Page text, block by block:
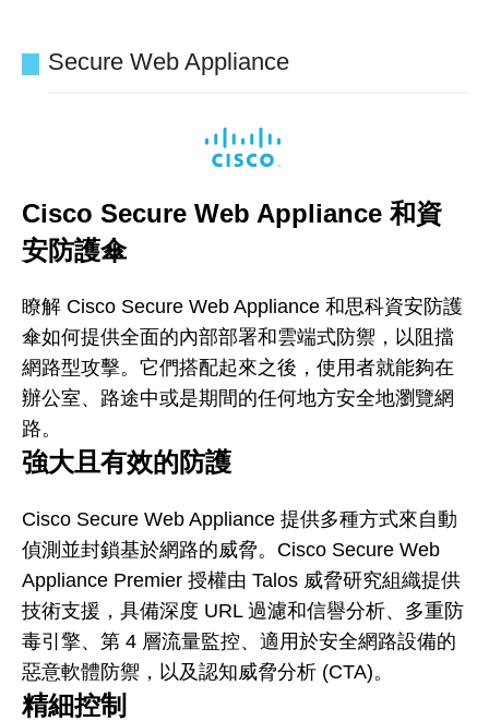
Secure Web Appliance
Cisco Secure Web Appliance 和資
安防護傘
瞭解 Cisco Secure Web Appliance 和思科資安防護
傘如何提供全面的內部部署和雲端式防禦，以阻擋
網路型攻擊。它們搭配起來之後，使用者就能夠在
辦公室、路途中或是期間的任何地方安全地瀏覽網
路。
強大且有效的防護
Cisco Secure Web Appliance 提供多種方式來自動
偵測並封鎖基於網路的威脅。Cisco Secure Web
Appliance Premier 授權由 Talos 威脅研究組織提供
技術支援，具備深度 URL 過濾和信譽分析、多重防
毒引擎、第 4 層流量監控、適用於安全網路設備的
惡意軟體防禦，以及認知威脅分析 (CTA)。
精細控制